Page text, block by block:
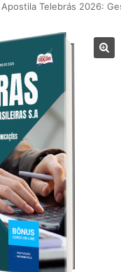
Apostila Telebrás 2026: